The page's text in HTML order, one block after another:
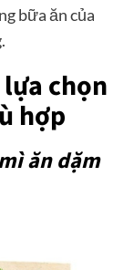
bữa ăn của
chọn
hợp
ăn dặm